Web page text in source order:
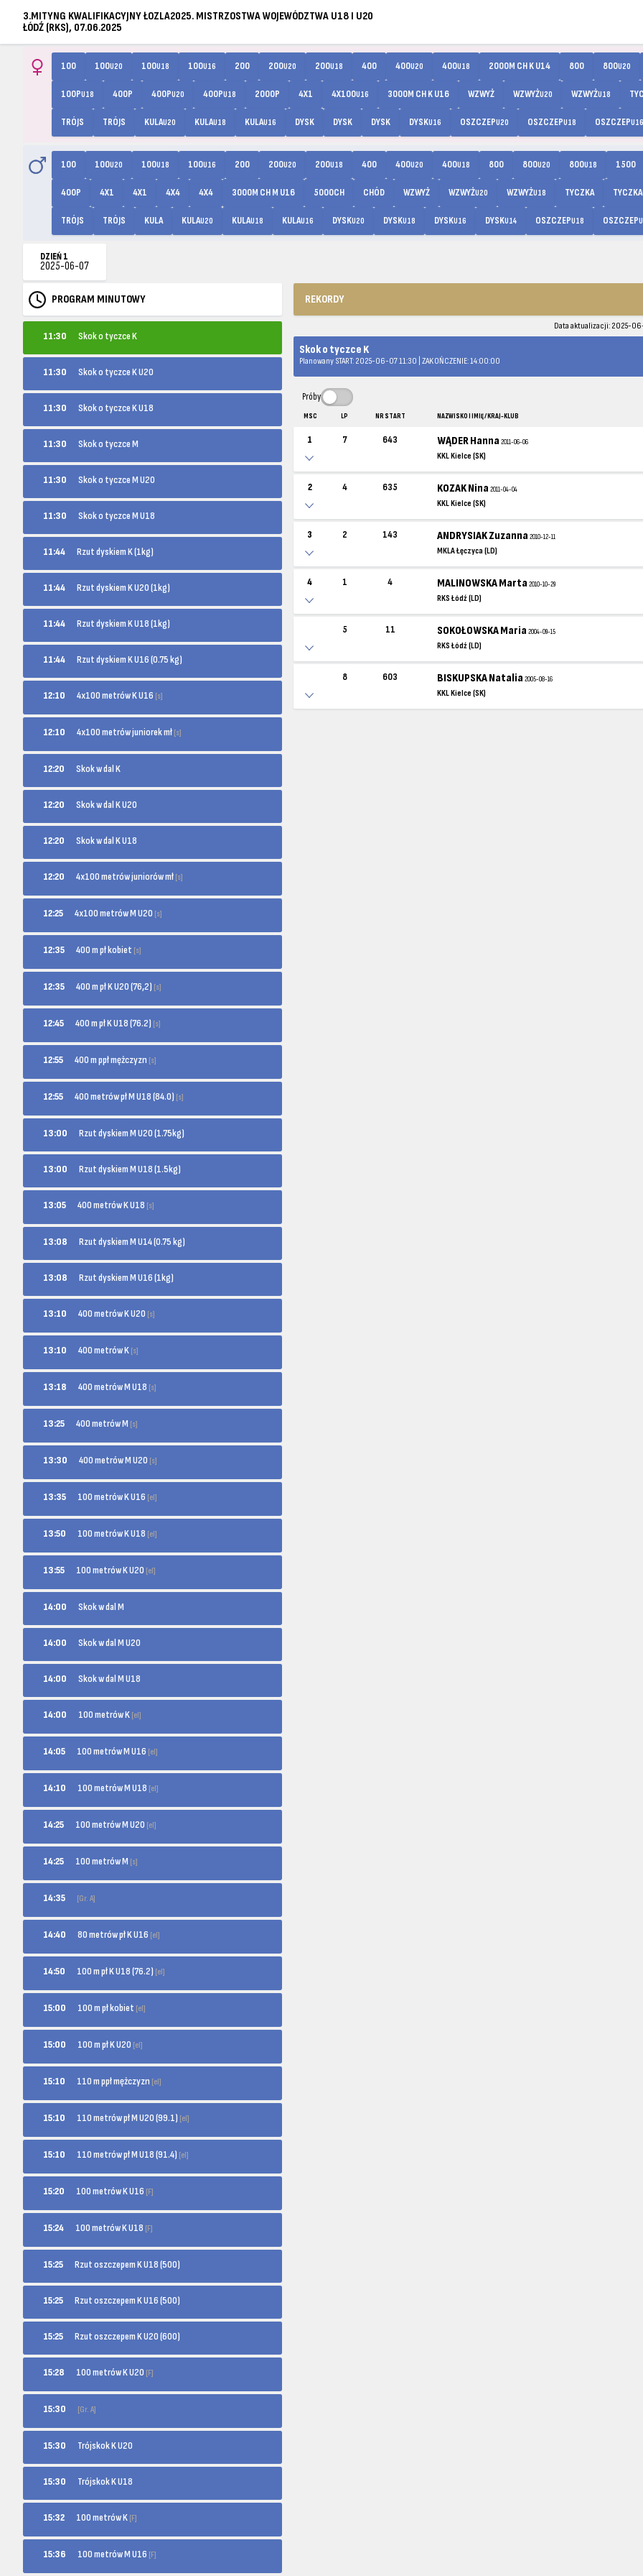
3.MITYNG KWALIFIKACYJNY ŁOZLA2025. MISTRZOSTWA WOJEWÓDZTWA U18 I U20
ŁÓDŹ (RKS), 07.06.2025
100 100U20 100U18 100U16 200 200U20 200U18 400 400U20 400U18 2000M CH K U14 800 800U20
100PU18 400P 400PU20 400PU18 2000P 4X1 4X100U16 3000M CH K U16 WZWYŻ WZWYŻU20 WZWYŻU18
TRÓJS TRÓJS KULAU20 KULAU18 KULAU16 DYSK DYSK DYSK DYSKU16 OSZCZEPU20 OSZCZEPU18 OSZCZEPU16
100 100U20 100U18 100U16 200 200U20 200U18 400 400U20 400U18 800 800U20 800U18 1500
400P 4X1 4X1 4X4 4X4 3000M CH M U16 5000CH CHÓD WZWYŻ WZWYŻU20 WZWYŻU18 TYCZKA TYCZKA
TRÓJS TRÓJS KULA KULAU20 KULAU18 KULAU16 DYSKU20 DYSKU18 DYSKU16 DYSKU14 OSZCZEPU18 OSZCZEP
DZIEŃ 1
2025-06-07
PROGRAM MINUTOWY
11:30 Skok o tyczce K
11:30 Skok o tyczce K U20
11:30 Skok o tyczce K U18
11:30 Skok o tyczce M
11:30 Skok o tyczce M U20
11:30 Skok o tyczce M U18
11:44 Rzut dyskiem K (1kg)
11:44 Rzut dyskiem K U20 (1kg)
11:44 Rzut dyskiem K U18 (1kg)
11:44 Rzut dyskiem K U16 (0.75 kg)
12:10 4x100 metrów K U16 [s]
12:10 4x100 metrów juniorek mł [s]
12:20 Skok w dal K
12:20 Skok w dal K U20
12:20 Skok w dal K U18
12:20 4x100 metrów juniorów mł [s]
12:25 4x100 metrów M U20 [s]
12:35 400 m pł kobiet [s]
12:35 400 m pł K U20 (76,2) [s]
12:45 400 m pł K U18 (76.2) [s]
12:55 400 m ppł mężczyzn [s]
12:55 400 metrów pł M U18 (84.0) [s]
13:00 Rzut dyskiem M U20 (1.75kg)
13:00 Rzut dyskiem M U18 (1.5kg)
13:05 400 metrów K U18 [s]
13:08 Rzut dyskiem M U14 (0.75 kg)
13:08 Rzut dyskiem M U16 (1kg)
13:10 400 metrów K U20 [s]
13:10 400 metrów K [s]
13:18 400 metrów M U18 [s]
13:25 400 metrów M [s]
13:30 400 metrów M U20 [s]
13:35 100 metrów K U16 [el]
13:50 100 metrów K U18 [el]
13:55 100 metrów K U20 [el]
14:00 Skok w dal M
14:00 Skok w dal M U20
14:00 Skok w dal M U18
14:00 100 metrów K [el]
14:05 100 metrów M U16 [el]
14:10 100 metrów M U18 [el]
14:25 100 metrów M U20 [el]
14:25 100 metrów M [s]
14:35 [Gr. A]
14:40 80 metrów pł K U16 [el]
14:50 100 m pł K U18 (76.2) [el]
15:00 100 m pł kobiet [el]
15:00 100 m pł K U20 [el]
15:10 110 m ppł mężczyzn [el]
15:10 110 metrów pł M U20 (99.1) [el]
15:10 110 metrów pł M U18 (91.4) [el]
15:20 100 metrów K U16 [F]
15:24 100 metrów K U18 [F]
15:25 Rzut oszczepem K U18 (500)
15:25 Rzut oszczepem K U16 (500)
15:25 Rzut oszczepem K U20 (600)
15:28 100 metrów K U20 [F]
15:30 [Gr. A]
15:30 Trójskok K U20
15:30 Trójskok K U18
15:32 100 metrów K [F]
15:36 100 metrów M U16 [F]
REKORDY
Data aktualizacji: 2025-
Skok o tyczce K
Planowany START: 2025-06-07 11:30 | ZAKOŃCZENIE: 14:00:00
Próby
MSC LP NR START NAZWISKO I IMIĘ / KRAJ-KLUB
1 7 643 WĄDER Hanna2011-06-06
KKL Kielce (SK)
2 4 635 KOZAK Nina2011-04-04
KKL Kielce (SK)
3 2 143 ANDRYSIAK Zuzanna2010-12-11
MKLA Łęczyca (LD)
4 1 4 MALINOWSKA Marta2010-10-29
RKS Łódź (LD)
5 11 SOKOŁOWSKA Maria2004-09-15
RKS Łódź (LD)
8 603 BISKUPSKA Natalia2005-08-16
KKL Kielce (SK)